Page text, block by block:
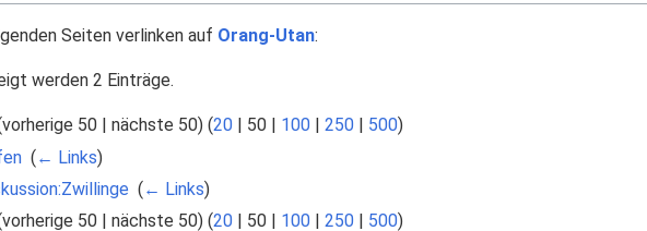
Seiten verlinken auf Orang-Utan:
werden 2 Einträge.
vorherige 50 | nächste 50) (20 | 50 | 100 | 250 | 500)
‎ (← Links)
(← Links)
vorherige 50 | nächste 50) (20 | 50 | 100 | 250 | 500)